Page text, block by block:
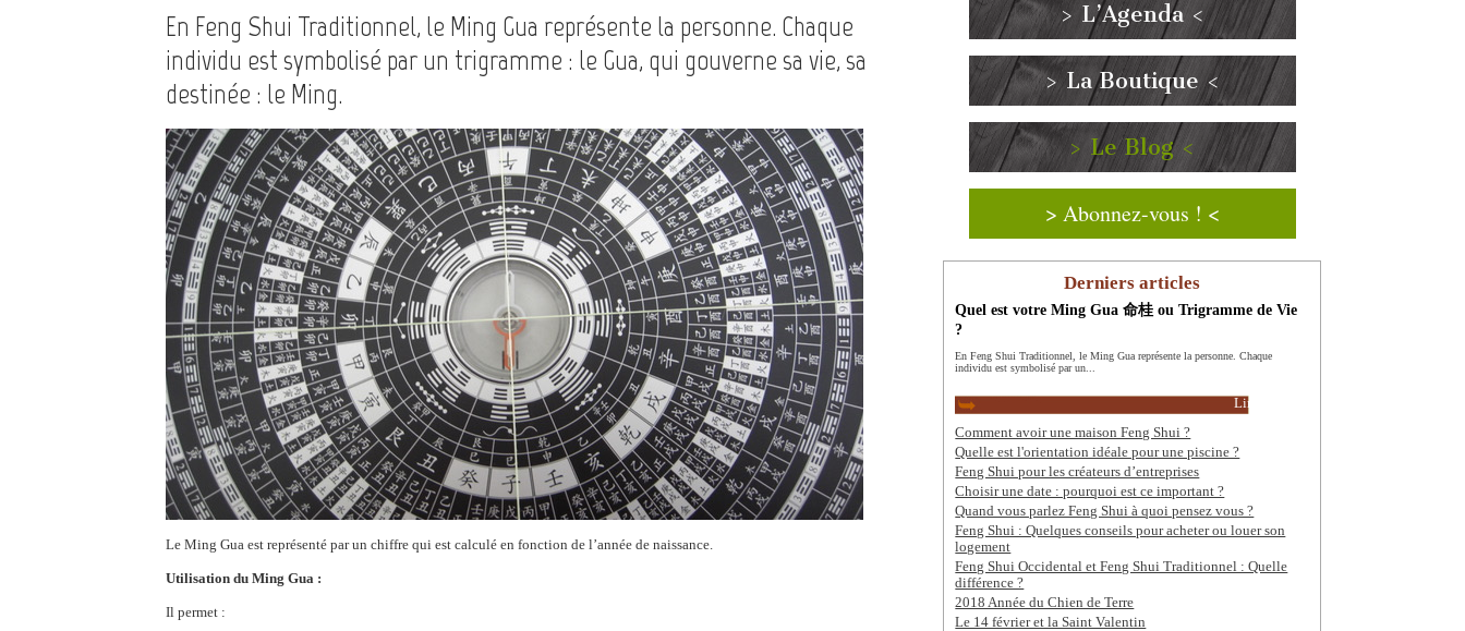
En Feng Shui Traditionnel, le Ming Gua représente la personne. Chaque
individu est symbolisé par un trigramme : le Gua, qui gouverne sa vie, sa
destinée : le Ming.
Le Ming Gua est représenté par un chiffre qui est calculé en fonction de l’année de naissance.
Utilisation du Ming Gua :
Il permet :
> L’Agenda <
> La Boutique <
> Le Blog <
> Abonnez-vous ! <
Derniers articles
Quel est votre Ming Gua 命桂 ou Trigramme de Vie
?
En Feng Shui Traditionnel, le Ming Gua représente la personne. Chaque
individu est symbolisé par un...
Lire la suite
Comment avoir une maison Feng Shui ?
Quelle est l'orientation idéale pour une piscine ?
Feng Shui pour les créateurs d’entreprises
Choisir une date : pourquoi est ce important ?
Quand vous parlez Feng Shui à quoi pensez vous ?
Feng Shui : Quelques conseils pour acheter ou louer son
logement
Feng Shui Occidental et Feng Shui Traditionnel : Quelle
différence ?
2018 Année du Chien de Terre
Le 14 février et la Saint Valentin